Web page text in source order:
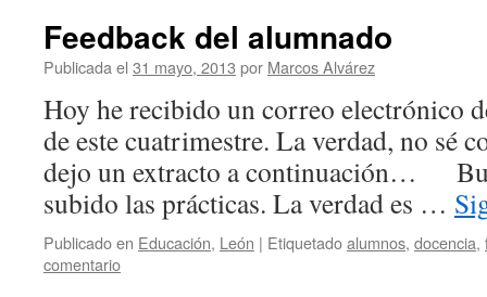
Feedback del alumnado
Publicada el 31 mayo, 2013 por Marcos Alvárez
Hoy he recibido un correo electrónico
de este cuatrimestre. La verdad, no sé
dejo un extracto a continuación…
subido las prácticas. La verdad es …
Publicado en Educación, León | Etiquetadoalumnos, docencia,
comentario